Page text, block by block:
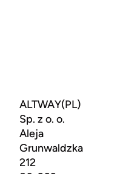
ALTWAY(PL)
Sp. z o. o.
Aleja
Grunwaldzka
212